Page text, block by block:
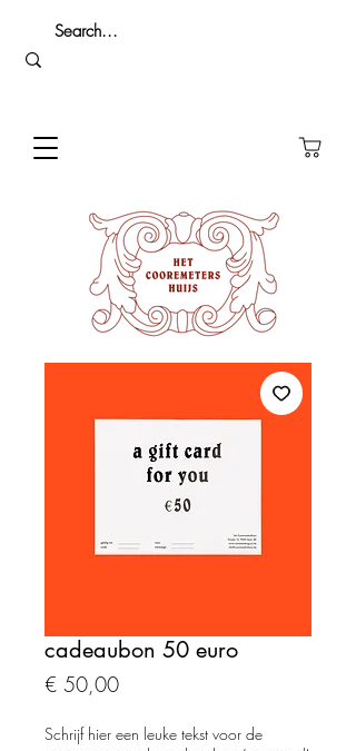
cadeaubon 50 euro
€ 50,00Prijs
Schrijf hier een leuke tekst voor de